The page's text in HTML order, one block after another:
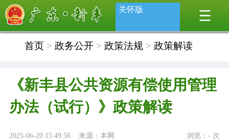
关怀版
首页> 政务公开> 政策法规> 政策解读
《新丰县公共资源有偿使用管理
办法（试行）》政策解读
浏览：- 次
2025-06-20 15:49:56 来源：本网